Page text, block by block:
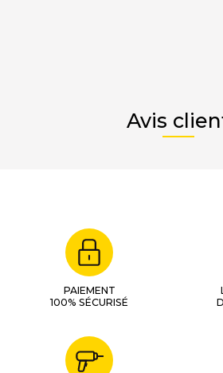
Avis
PAIEMENT
100% SÉCURISÉ